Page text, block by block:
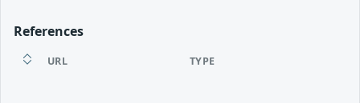
References
URL TYPE